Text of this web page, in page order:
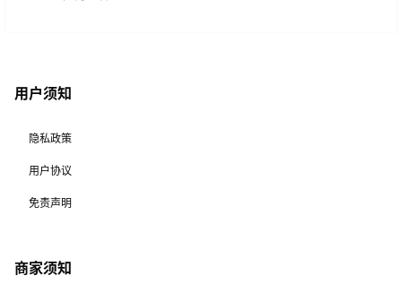
用户须知
隐私政策
用户协议
免责声明
商家须知